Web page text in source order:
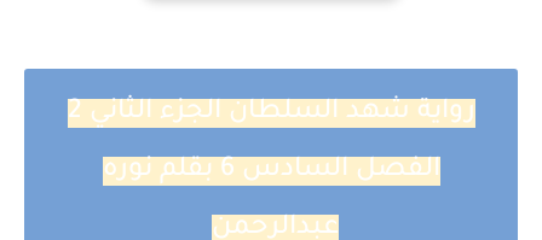
رواية شهد السلطان الجزء الثاني 2
الفصل السادس 6 بقلم نوره
عبدالرحمن